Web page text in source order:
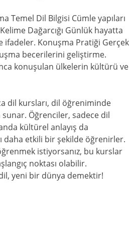
Temel Dil Bilgisi Cümle yapıları
Dağarcığı Günlük hayatta
ifadeler. Konuşma Pratiği Gerçek
becerilerini geliştirme.
konuşulan ülkelerin kültürü ve
dil kursları, dil öğreniminde
sunar. Öğrenciler, sadece dil
kültürel anlayış da
daha etkili bir şekilde öğrenirler.
istiyorsanız, bu kurslar
noktası olabilir.
yeni bir dünya demektir!